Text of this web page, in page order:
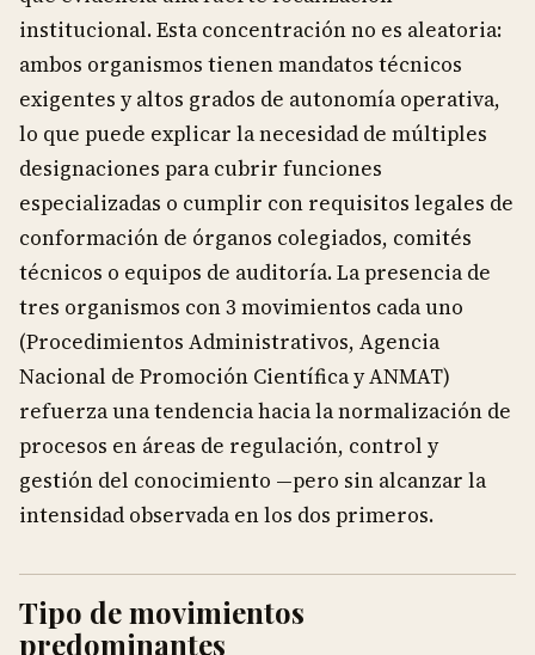
institucional. Esta concentración no es aleatoria:
ambos organismos tienen mandatos técnicos
exigentes y altos grados de autonomía operativa,
lo que puede explicar la necesidad de múltiples
designaciones para cubrir funciones
especializadas o cumplir con requisitos legales de
conformación de órganos colegiados, comités
técnicos o equipos de auditoría. La presencia de
tres organismos con 3 movimientos cada uno
(Procedimientos Administrativos, Agencia
Nacional de Promoción Científica y ANMAT)
refuerza una tendencia hacia la normalización de
procesos en áreas de regulación, control y
gestión del conocimiento —pero sin alcanzar la
intensidad observada en los dos primeros.
Tipo de movimientos
predominantes